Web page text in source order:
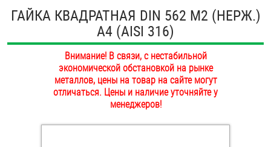
ОПТ
ПОКУПАТЕЛЯМ
ОПЛАТА И ДОСТАВКА
НАШИ МАГАЗИНЫ
Антивандальный крепёж, инструмент
Болты и винты
Втулки
ГАЙКА КВАДРАТНАЯ DIN 562 М2 (НЕРЖ.)
A4 (AISI 316)
Внимание! В связи, с нестабильной
экономической обстановкой на рынке
металлов, цены на товар на сайте могут
отличаться. Цены и наличие уточняйте у
менеджеров!